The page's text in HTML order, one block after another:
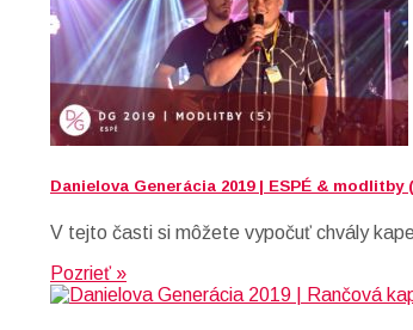
Danielova Generácia 2019 | ESPÉ & modlitby
V tejto časti si môžete vypočuť chvály
Pozrieť »